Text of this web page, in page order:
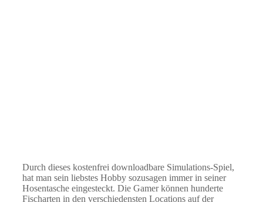
Durch dieses kostenfrei downloadbare Simulations-Spiel,
hat man sein liebstes Hobby sozusagen immer in seiner
Hosentasche eingesteckt. Die Gamer können hunderte
Fischarten in den verschiedensten Locations auf der